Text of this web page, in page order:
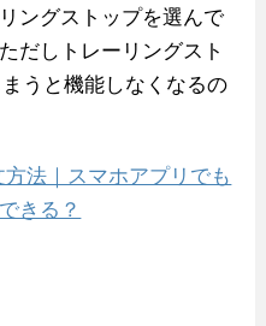
ングストップを選んで
だしトレーリングスト
うと機能しなくなるの
法｜スマホアプリでも
きる？